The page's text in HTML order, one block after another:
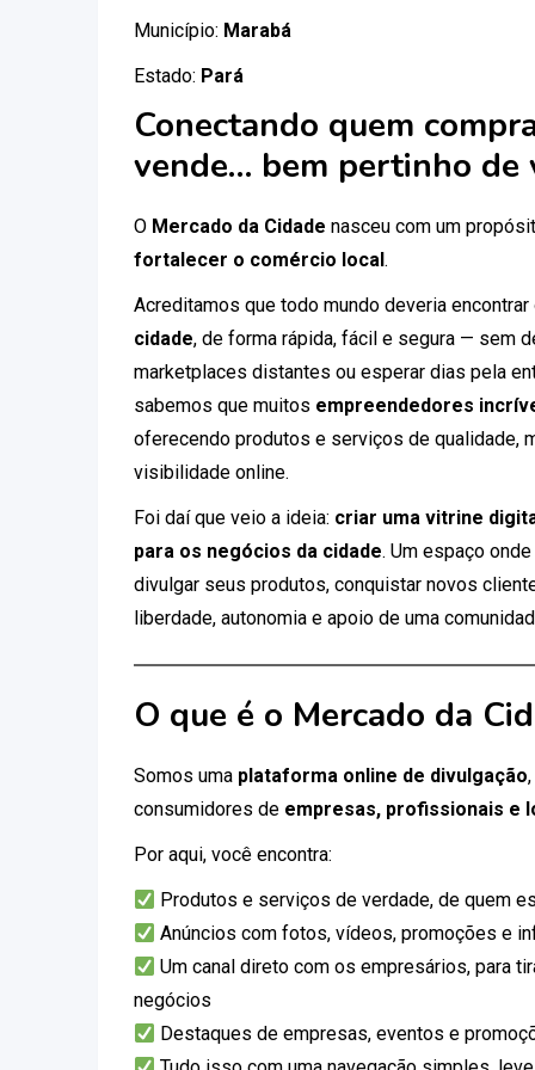
Município: Marabá
Estado: Pará
Conectando quem
vende… bem pertinho de
O Mercado da Cidade nasceu com um
fortalecer o comércio local.
Acreditamos que todo mundo deveria
cidade, de forma rápida, fácil e segura — sem
marketplaces distantes ou esperar dias pela
sabemos que muitos empreendedores
oferecendo produtos e serviços de qualidade,
visibilidade online.
Foi daí que veio a ideia: criar uma vitrine
para os negócios da cidade. Um espaço
divulgar seus produtos, conquistar novos
liberdade, autonomia e apoio de uma
O que é o Mercado da
Somos uma plataforma online de divulgação
consumidores de empresas, profissionais e
Por aqui, você encontra:
Produtos e serviços de verdade, de quem
Anúncios com fotos, vídeos, promoções e
Um canal direto com os empresários, para
negócios
Destaques de empresas, eventos e